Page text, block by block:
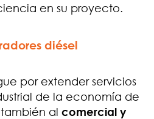
en su proyecto.
diésel
por extender servicios
de la economía de
al comercial y